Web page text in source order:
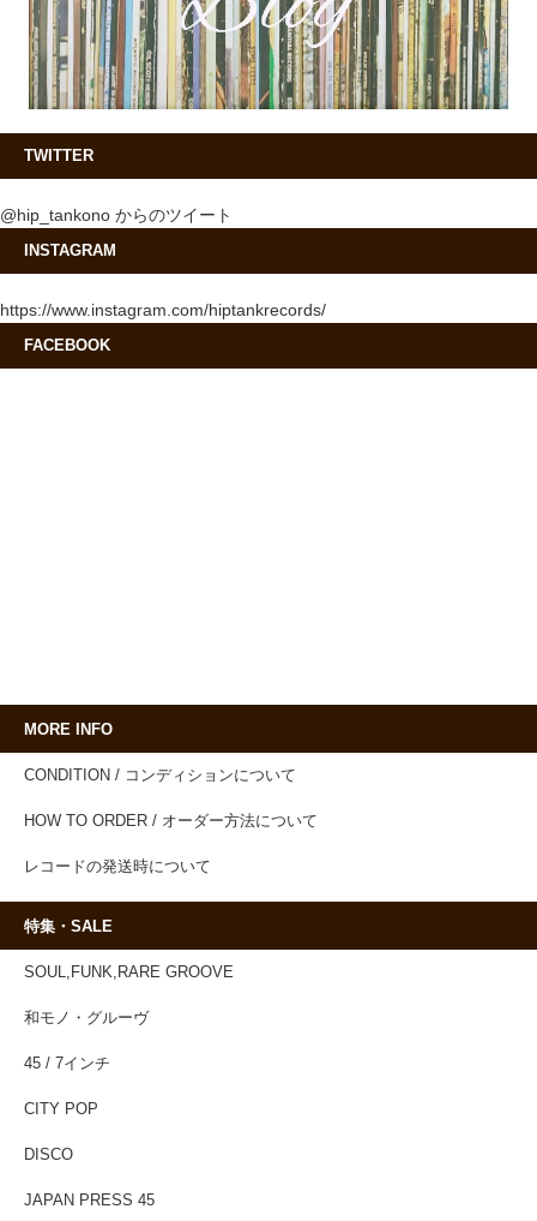
TWITTER
@hip_tankono からのツイート
INSTAGRAM
https://www.instagram.com/hiptankrecords/
FACEBOOK
MORE INFO
CONDITION / コンディションについて
HOW TO ORDER / オーダー方法について
レコードの発送時について
特集・SALE
SOUL,FUNK,RARE GROOVE
和モノ・グルーヴ
45 / 7インチ
CITY POP
DISCO
JAPAN PRESS 45